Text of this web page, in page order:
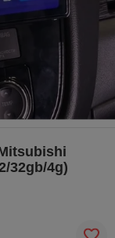
32gb/4g)